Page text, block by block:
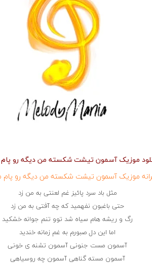
موزیک آسمون تیشت شکسته من دیگه رو پام
موزیک آسمون تیشت شکسته من دیگه رو پام
مثل باد سرد پائیز غم لعنتی به من زد
حتی باغبون نفهمید که چه آفتی به من زد
رگ و ریشه هام سیاه شد توو تنم جوانه خشکید
اما این دل صبورم به غم زمانه خندید
آسمون مست جنونی آسمون تشنه ی خونی
آسمون مسته گناهی آسمون چه روسیاهی